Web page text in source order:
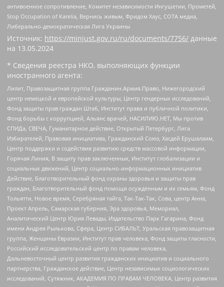
антивоенное сопротивление, Комитет независимости Ингушетии, Прометей,
Stop Occupation of Karelia, Вернись живым, Фридом Хаус, СОТА медиа,
Либерально-демократическая Лига Украины
Источник: https://minjust.gov.ru/ru/documents/7756/ данные
на 13.05.2024
* Сведения реестра НКО, выполняющих функции
иностранного агента:
Лилит, Правозащитная группа Гражданин.Армия.Право, Нижегородский
центр немецкой и европейской культуры, Центр гендерных исследований,
Фонд защиты прав граждан Штаб, Институт права и публичной политики,
Фонд борьбы с коррупцией, Альянс врачей, НАСИЛИЮ.НЕТ, Мы против
СПИДа, СВЕЧА, Гуманитарное действие, Открытый Петербург, Лига
Избирателей, Правовая инициатива, Гражданский Союз, Хасдей Ерушалаим,
Центр поддержки и содействия развитию средств массовой информации,
Горячая Линия, В защиту прав заключенных, Институт глобализации и
социальных движений, Центр социально-информационных инициатив
Действие, Благотворительный фонд охраны здоровья и защиты прав
граждан, Благотворительный фонд помощи осужденным и их семьям, Фонд
Тольятти, Новое время, Серебряная тайга, Так-Так-Так, Сова, центр Анна,
Проект Апрель, Самарская губерния, Эра здоровья, Мемориал,
Аналитический Центр Юрия Левады, Издательство Парк Гагарина, Фонд
имени Андрея Рылькова, Сфера, Центр СИБАЛЬТ, Уральская правозащитная
группа, Женщины Евразии, Институт прав человека, Фонд защиты гласности,
Российский исследовательский центр по правам человека,
Дальневосточный центр развития гражданских инициатив и социального
партнерства, Гражданское действие, Центр независимых социологических
исследований, Сутяжник, АКАДЕМИЯ ПО ПРАВАМ ЧЕЛОВЕКА, Центр развития